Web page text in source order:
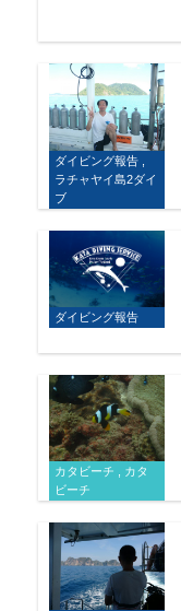
ダイビング報告 ,
ラチャヤイ島2ダイ
ブ
ダイビング報告
カタビーチ , カタ
ビーチ